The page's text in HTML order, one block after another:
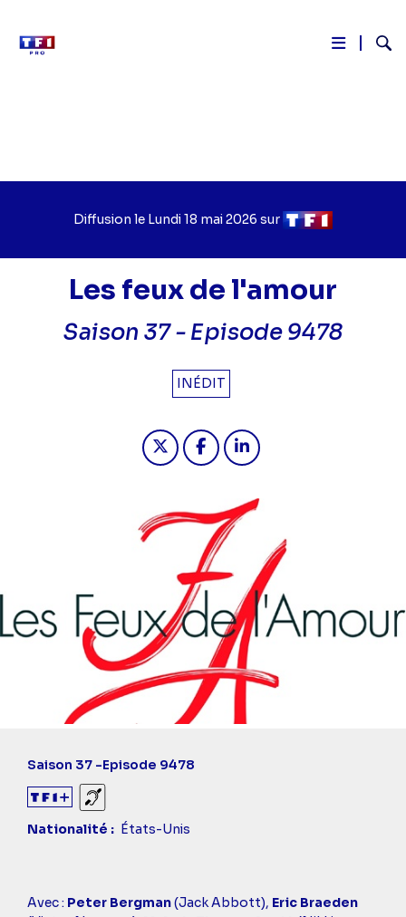
Diffusion le Jour
diffusion
Lundi 18 mai 2026 sur Chaîne
diffusion
Les feux de l'amour
Saison 37 -Episode 9478
INÉDIT
Partager "2026-05-18 10:55 - Les
Partager "2026-05-18
Saison 37 -Episode 9478
Sourds et malentendants
Nationalité
États-Unis
Casting
Avec : Peter Bergman(Jack Abbott), Eric Braeden